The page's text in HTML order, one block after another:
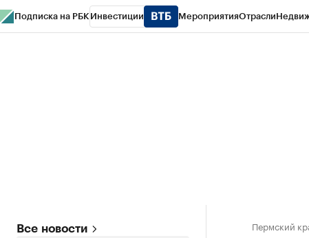
Подписка на РБК Инвестиции МероприятияОтрасли
Все новости Пермский